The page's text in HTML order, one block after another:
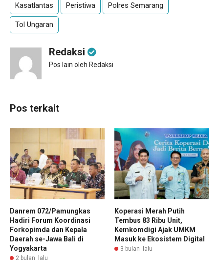
Kasatlantas Peristiwa Polres Semarang
Tol Ungaran
Redaksi
Pos lain oleh Redaksi
Pos terkait
Danrem 072/Pamungkas
Hadiri Forum Koordinasi
Forkopimda dan Kepala
Daerah se-Jawa Bali di
Yogyakarta
2 bulan lalu
Koperasi Merah Putih
Tembus 83 Ribu Unit,
Kemkomdigi Ajak UMKM
Masuk ke Ekosistem Digital
3 bulan lalu